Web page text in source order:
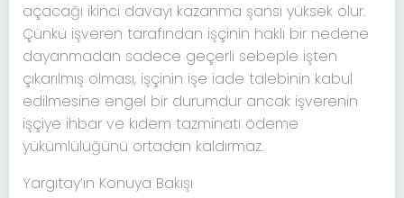
açacağı ikinci davayı kazanma şansı yüksek olur.
Çünkü işveren tarafından işçinin haklı bir nedene
dayanmadan sadece geçerli sebeple işten
çıkarılmış olması, işçinin işe iade talebinin kabul
edilmesine engel bir durumdur ancak işverenin
işçiye ihbar ve kıdem tazminatı ödeme
yükümlülüğünü ortadan kaldırmaz.
Yargıtay’ın Konuya Bakışı